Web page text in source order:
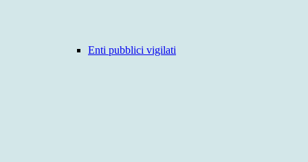
Enti pubblici vigilati